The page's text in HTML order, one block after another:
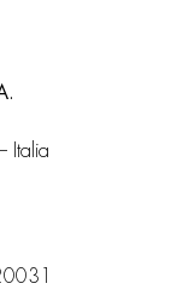
Italia